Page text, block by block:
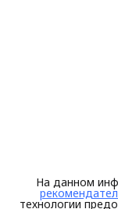
На данном
технологии